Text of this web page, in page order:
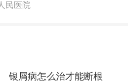
民医院
银屑病怎么治才能断根